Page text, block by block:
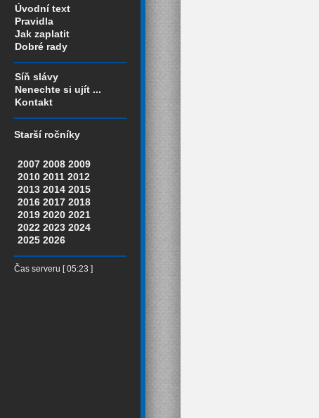
Úvodní text
Pravidla
Jak zaplatit
Dobré rady
Síň slávy
Nenechte si ujít ...
Kontakt
Starší ročníky
2007 2008 2009
2010 2011 2012
2013 2014 2015
2016 2017 2018
2019 2020 2021
2022 2023 2024
2025 2026
Čas serveru [ 05:23 ]